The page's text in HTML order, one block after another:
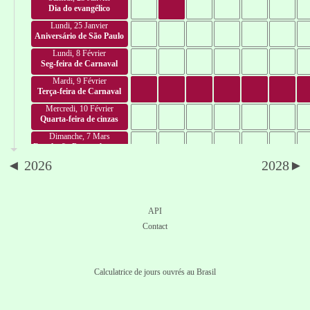
Dia do evangélico
Lundi, 25 Janvier
Aniversário de São Paulo
Lundi, 8 Février
Seg-feira de Carnaval
Mardi, 9 Février
Terça-feira de Carnaval
Mercredi, 10 Février
Quarta-feira de cinzas
Dimanche, 7 Mars
Revolução Pernambucana
Jeudi, 25 Mars
◄ 2026 2028►
API
Contact
Calculatrice de jours ouvrés au Brasil